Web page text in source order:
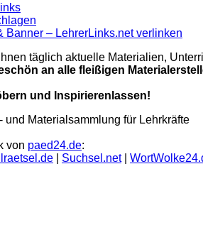
Banner – LehrerLinks.net verlinken
täglich aktuelle Materialien,
an alle fleißigen
und Inspirierenlassen!
und Materialsammlung für Lehrkräfte
von paed24.de:
Suchsel.net|